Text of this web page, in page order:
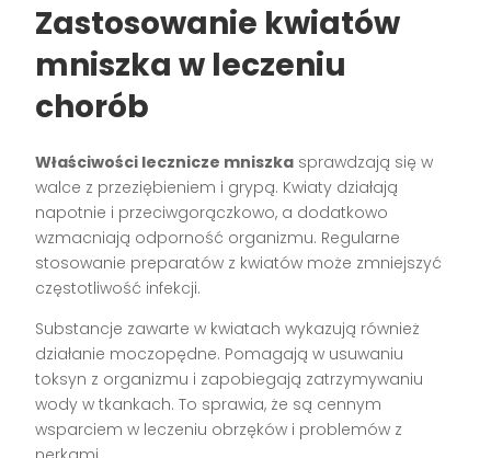
Zastosowanie kwiatów
mniszka w leczeniu
chorób
Właściwości lecznicze mniszka sprawdzają się w
walce z przeziębieniem i grypą. Kwiaty działają
napotnie i przeciwgorączkowo, a dodatkowo
wzmacniają odporność organizmu. Regularne
stosowanie preparatów z kwiatów może zmniejszyć
częstotliwość infekcji.
Substancje zawarte w kwiatach wykazują również
działanie moczopędne. Pomagają w usuwaniu
toksyn z organizmu i zapobiegają zatrzymywaniu
wody w tkankach. To sprawia, że są cennym
wsparciem w leczeniu obrzęków i problemów z